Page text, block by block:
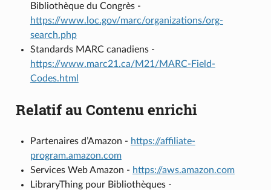
Bibliothèque du Congrès -
https://www.loc.gov/marc/organizations/org-
search.php
Standards MARC canadiens -
https://www.marc21.ca/M21/MARC-Field-
Codes.html
Relatif au Contenu enrichi
Partenaires d’Amazon - https://affiliate-
program.amazon.com
Services Web Amazon - https://aws.amazon.com
LibraryThing pour Bibliothèques -